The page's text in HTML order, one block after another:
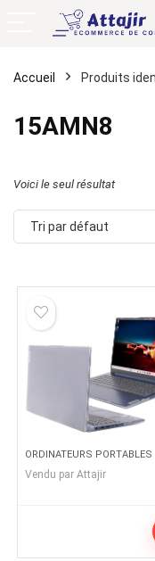
Accueil Produits
15AMN8
Voici le seul résultat
Tri par défaut
ORDINATEURS PORTABLES
Vendu par Attajir